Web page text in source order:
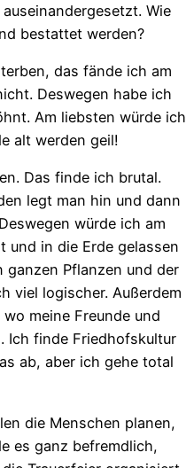
Wie
bestattet werden?
das fände ich am
Deswegen habe ich
Am liebsten würde ich
alt werden geil!
Das finde ich brutal.
legt man hin und dann
würde ich am
und in die Erde gelassen
ganzen Pflanzen und der
viel logischer. Außerdem
meine Freunde und
Ich finde Friedhofskultur
ab, aber ich gehe total
die Menschen planen,
es ganz befremdlich,